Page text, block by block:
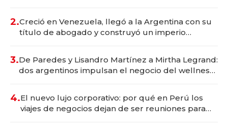
2.Creció en Venezuela, llegó a la Argentina con su
título de abogado y construyó un imperio
3.De Paredes y Lisandro Martínez a Mirtha Legrand:
dos argentinos impulsan el negocio del wellness
4.El nuevo lujo corporativo: por qué en Perú los
viajes de negocios dejan de ser reuniones para